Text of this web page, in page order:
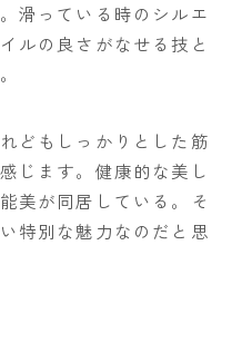
滑っている時のシルエ
ルの良さがなせる技と
どもしっかりとした筋
じます。健康的な美し
美が同居している。そ
特別な魅力なのだと思